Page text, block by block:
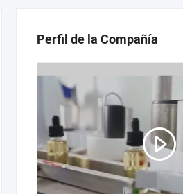
Perfil de la Compañía